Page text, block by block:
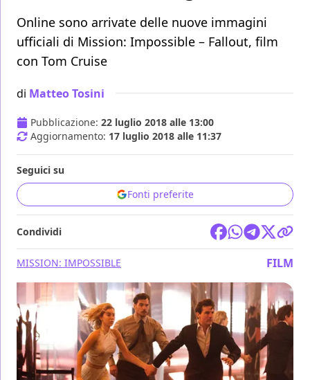
Online sono arrivate delle nuove immagini
ufficiali di Mission: Impossible – Fallout, film
con Tom Cruise
di Matteo Tosini
Pubblicazione: 22 luglio 2018 alle 13:00
Aggiornamento: 17 luglio 2018 alle 11:37
Seguici su
Fonti preferite
Condividi
MISSION: IMPOSSIBLE FILM